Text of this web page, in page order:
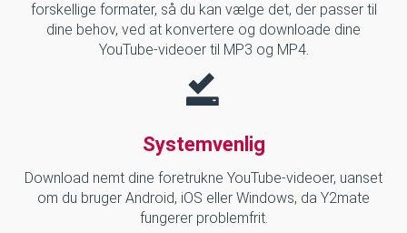
forskellige formater, så du kan vælge det, der passer til
dine behov, ved at konvertere og downloade dine
YouTube-videoer til MP3 og MP4.
Systemvenlig
Download nemt dine foretrukne YouTube-videoer, uanset
om du bruger Android, iOS eller Windows, da Y2mate
fungerer problemfrit.